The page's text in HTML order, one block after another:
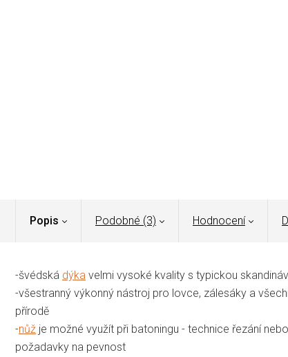
Popis Podobné (3) Hodnocení
-švédská dýka velmi vysoké kvality s typickou
-všestranný výkonný nástroj pro lovce, zálesáky a
přírodě
-nůž je možné využít při batoningu - technice řezání
požadavky na pevnost